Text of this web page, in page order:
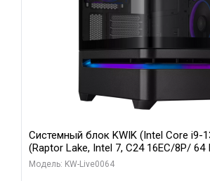
Системный блок KWIK (Intel Core i9-
(Raptor Lake, Intel 7, C24 16EC/8P/
модуля)/ ASUS RTX5080 PROART OC
Модель: KW-Live0064